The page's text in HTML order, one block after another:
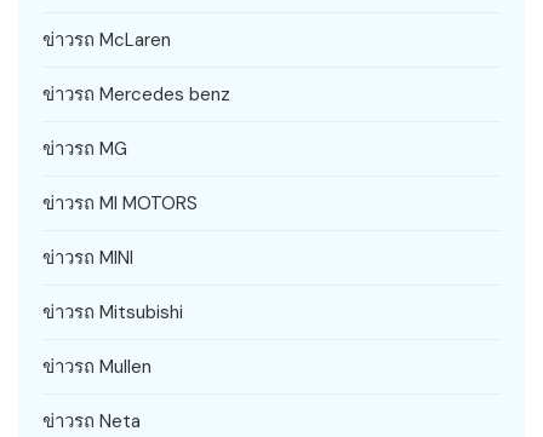
ข่าวรถ McLaren
ข่าวรถ Mercedes benz
ข่าวรถ MG
ข่าวรถ MI MOTORS
ข่าวรถ MINI
ข่าวรถ Mitsubishi
ข่าวรถ Mullen
ข่าวรถ Neta